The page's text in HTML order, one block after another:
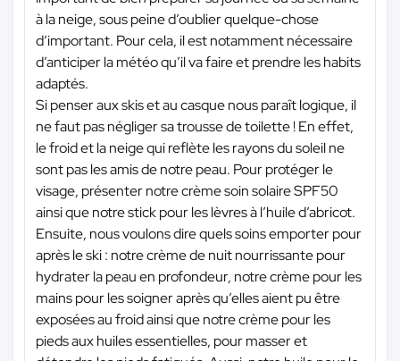
à la neige, sous peine d’oublier quelque-chose
d’important. Pour cela, il est notamment nécessaire
d’anticiper la météo qu’il va faire et prendre les habits
adaptés.
Si penser aux skis et au casque nous paraît logique, il
ne faut pas négliger sa trousse de toilette ! En effet,
le froid et la neige qui reflète les rayons du soleil ne
sont pas les amis de notre peau. Pour protéger le
visage, présenter notre crème soin solaire SPF50
ainsi que notre stick pour les lèvres à l’huile d’abricot.
Ensuite, nous voulons dire quels soins emporter pour
après le ski : notre crème de nuit nourrissante pour
hydrater la peau en profondeur, notre crème pour les
mains pour les soigner après qu’elles aient pu être
exposées au froid ainsi que notre crème pour les
pieds aux huiles essentielles, pour masser et